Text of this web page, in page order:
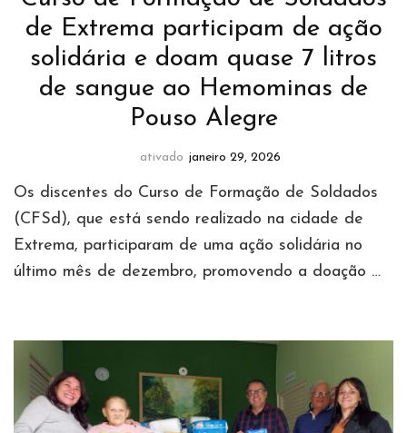
de Extrema participam de ação
solidária e doam quase 7 litros
de sangue ao Hemominas de
Pouso Alegre
ativado janeiro 29, 2026
Os discentes do Curso de Formação de Soldados
(CFSd), que está sendo realizado na cidade de
Extrema, participaram de uma ação solidária no
último mês de dezembro, promovendo a doação …